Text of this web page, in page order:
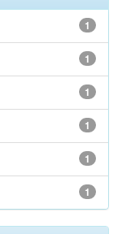
1
1
1
1
1
1